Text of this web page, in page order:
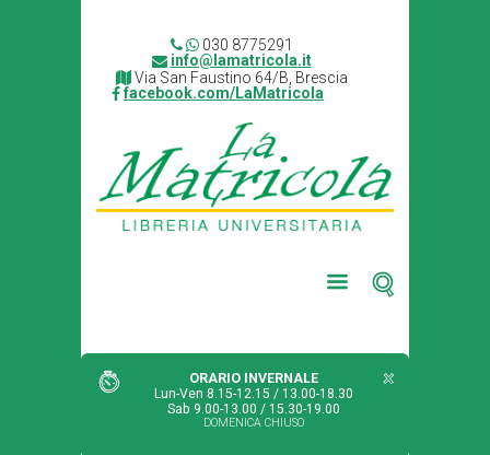
030 8775291
info@lamatricola.it
Via San Faustino 64/B, Brescia
facebook.com/LaMatricola
ORARIO INVERNALE
Lun-Ven 8.15-12.15 / 13.00-18.30
Sab 9.00-13.00 / 15.30-19.00
DOMENICA CHIUSO